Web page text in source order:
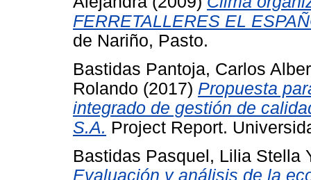
FERRETALLERES EL
de Nariño, Pasto.
Bastidas Pantoja, Carlos
Rolando (2017) Propuesta
integrado de gestión de
S.A. Project Report.
Bastidas Pasquel, Lilia Stella
Evaluación y análisis de la